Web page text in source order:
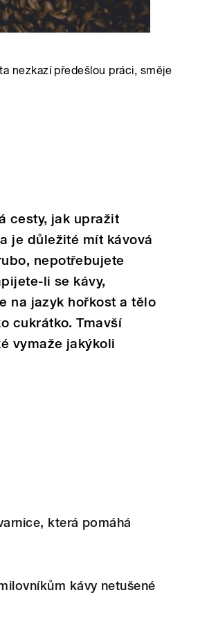
nezkazí předešlou práci, směje
cesty, jak upražit
je důležité mít kávová
nepotřebujete
li se kávy,
na jazyk hořkost a tělo
cukrátko. Tmavší
vymaže jakýkoli
která pomáhá
kávy netušené